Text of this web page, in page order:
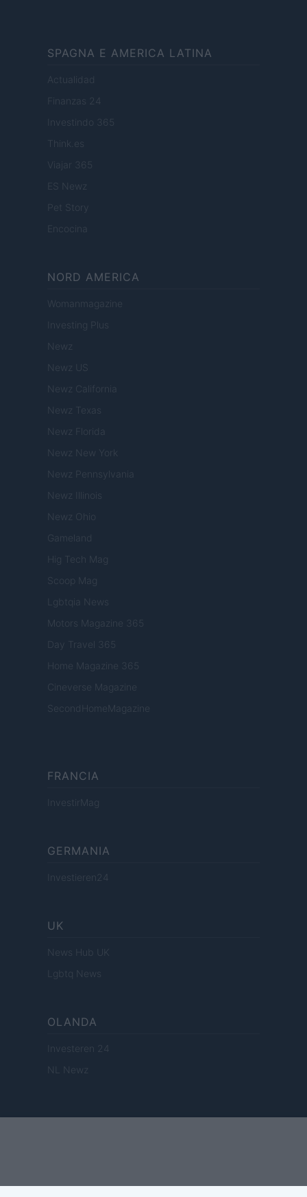
SPAGNA E AMERICA LATINA
Actualidad
Finanzas 24
Investindo 365
Think.es
Viajar 365
ES Newz
Pet Story
Encocina
NORD AMERICA
Womanmagazine
Investing Plus
Newz
Newz US
Newz California
Newz Texas
Newz Florida
Newz New York
Newz Pennsylvania
Newz Illinois
Newz Ohio
Gameland
Hig Tech Mag
Scoop Mag
Lgbtqia News
Motors Magazine 365
Day Travel 365
Home Magazine 365
Cineverse Magazine
SecondHomeMagazine
FRANCIA
InvestirMag
GERMANIA
Investieren24
UK
News Hub UK
Lgbtq News
OLANDA
Investeren 24
NL Newz